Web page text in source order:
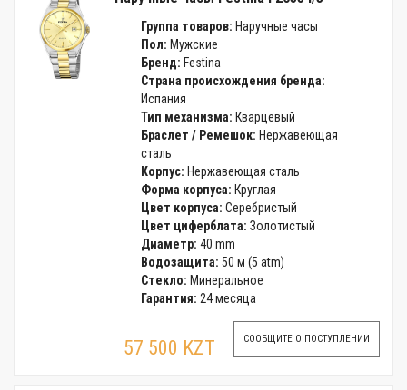
Группа товаров: Наручные часы
Пол: Мужские
Бренд: Festina
Страна происхождения бренда:
Испания
Тип механизма: Кварцевый
Браслет / Ремешок: Нержавеющая
сталь
Корпус: Нержавеющая сталь
Форма корпуса: Круглая
Цвет корпуса: Серебристый
Цвет циферблата: Золотистый
Диаметр: 40 mm
Водозащита: 50 м (5 atm)
Стекло: Минеральное
Гарантия: 24 месяца
57 500 KZT СООБЩИТЕ О ПОСТУПЛЕНИИ